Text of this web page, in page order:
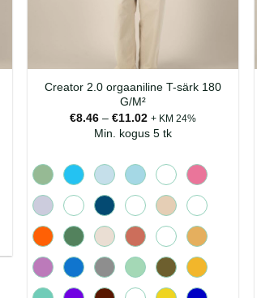
Creator 2.0 orgaaniline T-särk 180
G/M²
€8.46 – €11.02 Hinnavahemik:
€8.46
kuni
+ KM 24%
Min. kogus 5 tk